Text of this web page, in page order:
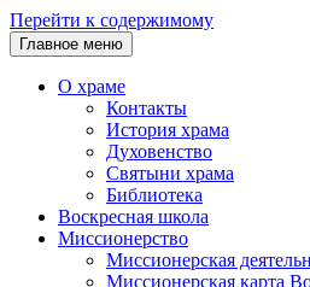
Перейти к содержимому
Главное меню
О храме
Контакты
История храма
Духовенство
Святыни храма
Библиотека
Воскресная школа
Миссионерство
Миссионерская
Миссионерская карта